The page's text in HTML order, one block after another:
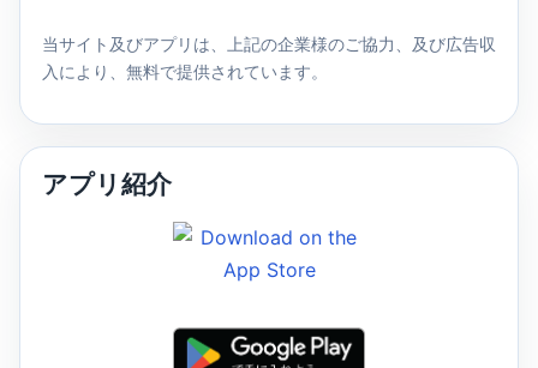
当サイト及びアプリは、上記の企業様のご協力、及び広告収
入により、無料で提供されています。
アプリ紹介